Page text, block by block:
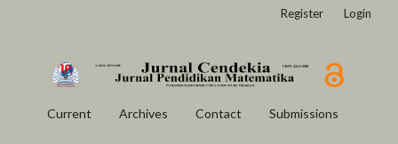
Current Archives Contact Submissions
Register Login